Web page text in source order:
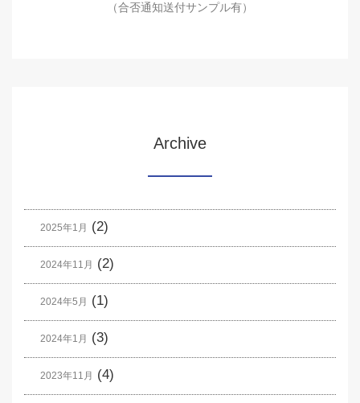
（合否通知送付サンプル有）
Archive
2025年1月 (2)
2024年11月 (2)
2024年5月 (1)
2024年1月 (3)
2023年11月 (4)